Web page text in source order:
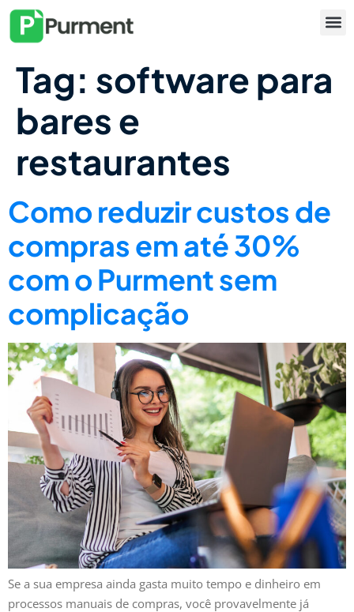
Tag: software para
bares e
restaurantes
Como reduzir custos de
compras em até 30%
com o Purment sem
complicação
Se a sua empresa ainda gasta muito tempo e dinheiro em
processos manuais de compras, você provavelmente já